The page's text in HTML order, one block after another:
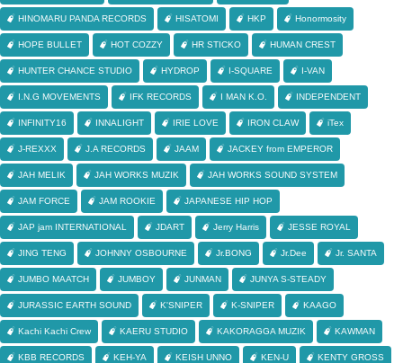
HINOMARU PANDA RECORDS HISATOMI HKP Honormosity
HOPE BULLET HOT COZZY HR STICKO HUMAN CREST
HUNTER CHANCE STUDIO HYDROP I-SQUARE I-VAN
I.N.G MOVEMENTS IFK RECORDS I MAN K.O. INDEPENDENT
INFINITY16 INNALIGHT IRIE LOVE IRON CLAW iTex
J-REXXX J.A RECORDS JAAM JACKEY from EMPEROR
JAH MELIK JAH WORKS MUZIK JAH WORKS SOUND SYSTEM
JAM FORCE JAM ROOKIE JAPANESE HIP HOP
JAP jam INTERNATIONAL JDART Jerry Harris JESSE ROYAL
JING TENG JOHNNY OSBOURNE Jr.BONG Jr.Dee Jr. SANTA
JUMBO MAATCH JUMBOY JUNMAN JUNYA S-STEADY
JURASSIC EARTH SOUND K'SNIPER K-SNIPER KAAGO
Kachi Kachi Crew KAERU STUDIO KAKORAGGA MUZIK KAWMAN
KBB RECORDS KEH-YA KEISH UNNO KEN-U KENTY GROSS